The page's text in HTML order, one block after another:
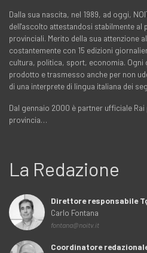
Dalla sua nascita, nel 1989, ad oggi,
dell'ascolto attestandosi stabilmente al
provinciali. Merito della sua attenzione
costantemente con 15 edizioni
cultura, politica, sport, economia. Ogni
prodotto e trasmesso anche per non
di una interprete di lingua italiana dei
Dal gennaio 2000 è partner ufficiale
provincia…
La Redazione
Direttore responsabile
Carlo Fontana
fontana@noitv.it
Coordinatore